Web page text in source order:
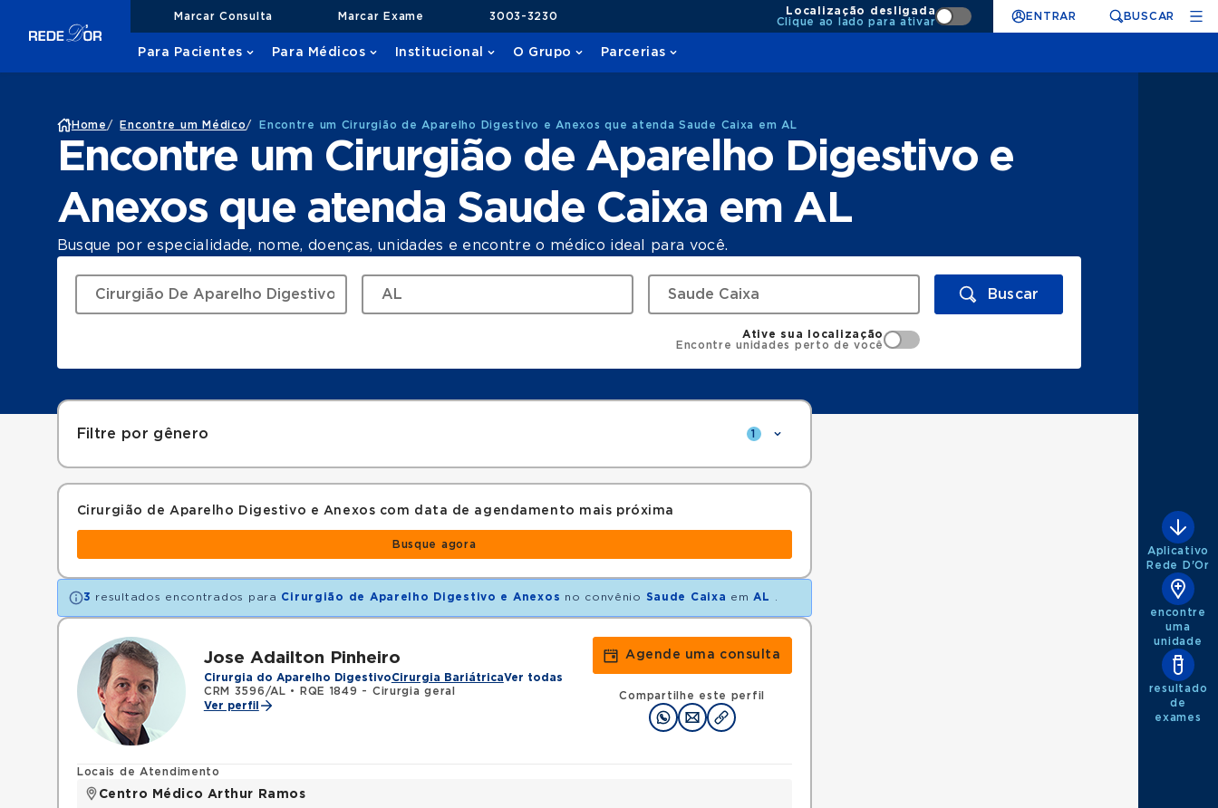
Marcar Consulta Marcar Exame 3003-3230
Localização desligada
Clique ao lado para ativar
ENTRAR BUSCAR
Para Pacientes Para Médicos Institucional O Grupo Parcerias
Home / Encontre um Médico/ Encontre um Cirurgião de Aparelho Digestivo e Anexos que atenda Saude Caixa em AL
Encontre um Cirurgião de Aparelho Digestivo e
Anexos que atenda Saude Caixa em AL
Busque por especialidade, nome, doenças, unidades e encontre o médico ideal para você.
Buscar
Ative sua localização
Encontre unidades perto de você
Filtre por gênero 1
Cirurgião de Aparelho Digestivo e Anexos com data de agendamento mais próxima
Busque agora
3 resultados encontrados para Cirurgião de Aparelho Digestivo e Anexos no convênio Saude Caixa em AL
Jose Adailton Pinheiro
Cirurgia do Aparelho DigestivoCirurgia BariátricaVer todas
CRM 3596/AL •
RQE 1849 - Cirurgia geral
Ver perfil
Agende uma consulta
Compartilhe este perfil
Locais de Atendimento
Centro Médico Arthur Ramos
Aplicativo
Rede D'Or
encontre
uma
unidade
resultado
de
exames